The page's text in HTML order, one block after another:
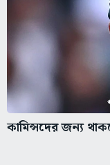
কামিন্সদের জন্য